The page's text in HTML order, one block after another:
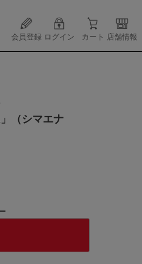
会員登録 ログイン カート 店舗情報
（シマエナ